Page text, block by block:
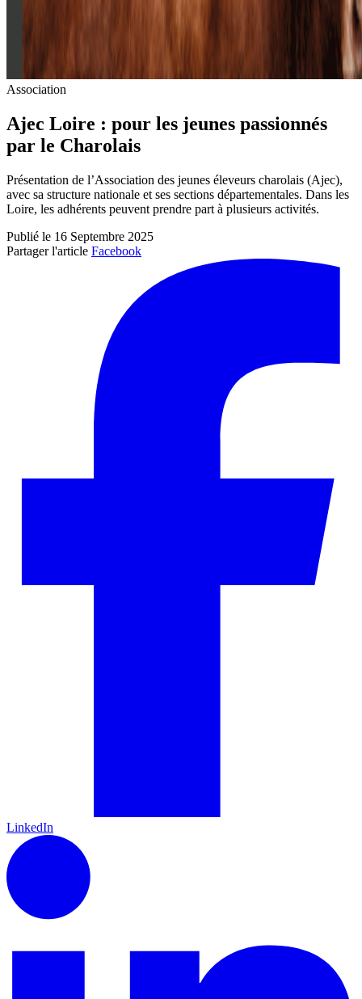
Association
Ajec Loire : pour les jeunes passionnés
par le Charolais
Présentation de l’Association des jeunes éleveurs charolais (Ajec),
avec sa structure nationale et ses sections départementales. Dans les
Loire, les adhérents peuvent prendre part à plusieurs activités.
Publié le 16 Septembre 2025
Partager l'article Facebook
LinkedIn